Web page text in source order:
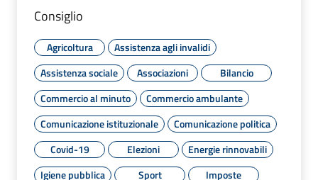
Consiglio
Agricoltura
Assistenza agli invalidi
Assistenza sociale
Associazioni
Bilancio
Commercio al minuto
Commercio ambulante
Comunicazione istituzionale
Comunicazione politica
Covid-19
Elezioni
Energie rinnovabili
Igiene pubblica
Sport Imposte